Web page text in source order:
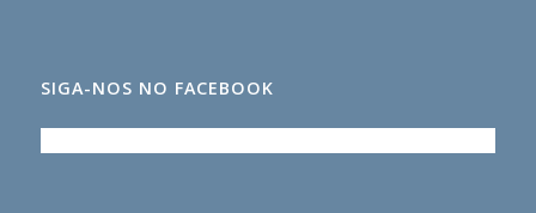
SIGA-NOS NO FACEBOOK